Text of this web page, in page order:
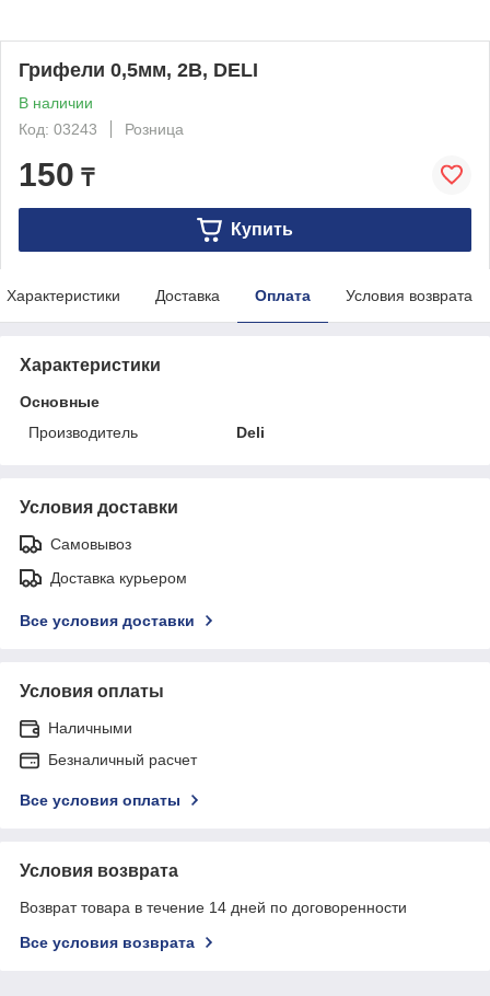
Грифели 0,5мм, 2В, DELI
В наличии
Код: 03243
Розница
150 ₸
Купить
Характеристики Доставка Оплата Условия возврата
Характеристики
Основные
Производитель
Deli
Условия доставки
Самовывоз
Доставка курьером
Все условия доставки
Условия оплаты
Наличными
Безналичный расчет
Все условия оплаты
Условия возврата
Возврат товара в течение 14 дней по договоренности
Все условия возврата